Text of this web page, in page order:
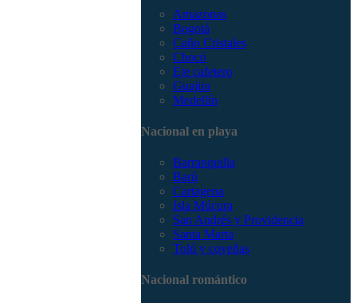
Amazonas
Bogotá
Caño Cristales
Chocó
Eje cafetero
Guajira
Medellín
Nacional en playa
Barranquilla
Barú
Cartagena
Isla Múcura
San Andrés y Providencia
Santa Marta
Tolú y coveñas
Nacional romántico